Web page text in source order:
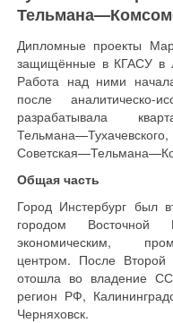
Дипломные проекты
защищённые в КГАСУ в
Работа над ними
после аналитическо-
разрабатывала
Общая часть
Город Инстербург был
городом Восточной
экономическим,
центром. После Второй
отошла во владение
регион РФ,
Черняховск.